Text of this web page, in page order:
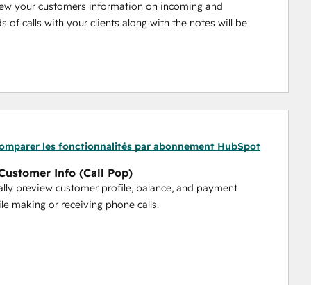
your customers information on incoming and
of calls with your clients along with the notes will be
les fonctionnalités par abonnement HubSpot
Info (Call Pop)
preview customer profile, balance, and payment
making or receiving phone calls.